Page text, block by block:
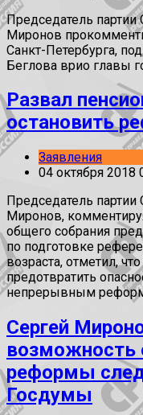
Председатель
Миронов
Санкт-Петербурга,
Беглова врио главы
Развал
остановить
Заявления
04 октября 2018
Председатель
Миронов,
общего собрания
по подготовке
возраста, отметил,
предотвратить
непрерывным
Сергей
возможность
реформы
Госдумы